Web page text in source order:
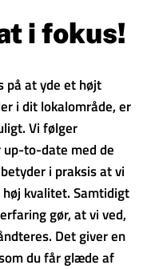
i fokus!
på at yde et højt
i dit lokalområde, er
Vi følger
up-to-date med de
i praksis at vi
kvalitet. Samtidigt
gør, at vi ved,
Det giver en
du får glæde af